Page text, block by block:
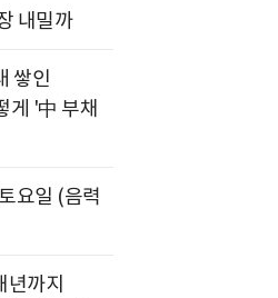
내밀까
쌓인
게 '中 부채
요일 (음력
년까지